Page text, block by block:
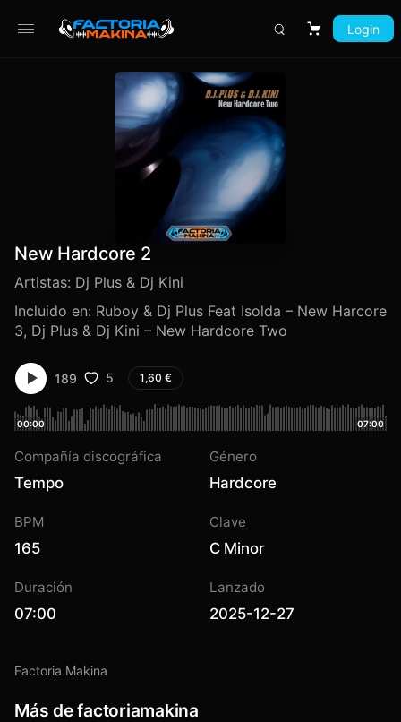
Carrito
Login
New Hardcore 2
Artistas: Dj Plus & Dj Kini
Incluido en: Ruboy & Dj Plus Feat Isolda – New Harcore
3, Dj Plus & Dj Kini – New Hardcore Two
189 5 1,60 €
00:00 07:00
Compañía discográfica
Tempo
Género
Hardcore
BPM
165
Clave
C Minor
Duración
07:00
Lanzado
2025-12-27
Factoria Makina
Más de factoriamakina